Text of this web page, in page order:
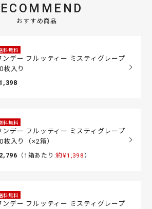
おすすめ商品
料無料
ンデー フルッティー ミスティグレープ
枚入り
料無料
ンデー フルッティー ミスティグレープ
枚入り（×2箱）
（1箱あたり:約¥1,398 ）
料無料
ンデー フルッティー ミスティグレープ